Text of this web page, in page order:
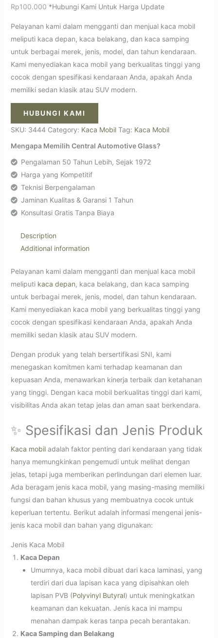
Rp100.000 *Hubungi Kami Untuk Harga Update
Pelayanan kami dalam mengganti dan menjual kaca mobil
meliputi kaca depan, kaca belakang, dan kaca samping
untuk berbagai merek, jenis, model, dan tahun kendaraan.
Kami menyediakan kaca mobil yang berkualitas tinggi yang
cocok dengan spesifikasi kendaraan Anda, apakah Anda
memiliki sedan klasik atau SUV modern.
HUBUNGI KAMI
SKU: 3444 Category: Kaca Mobil Tag: Kaca Mobil
Mengapa Memilih Central Automotive Glass?
Pengalaman 50 Tahun Lebih, Sejak 1972
Harga yang Kompetitif
Teknisi Berpengalaman
Jaminan Kualitas & Garansi 1 Tahun
Konsultasi Gratis Tanpa Biaya
Description
Additional information
Pelayanan kami dalam mengganti dan menjual kaca mobil
meliputi kaca depan, kaca belakang, dan kaca samping
untuk berbagai merek, jenis, model, dan tahun kendaraan.
Kami menyediakan kaca mobil yang berkualitas tinggi yang
cocok dengan spesifikasi kendaraan Anda, apakah Anda
memiliki sedan klasik atau SUV modern.
Dengan produk yang telah bersertifikasi SNI, kami
menegaskan komitmen kami terhadap keamanan dan
kepuasan Anda, menawarkan kinerja terbaik dan ketahanan
yang tinggi. Dengan kaca mobil berkualitas tinggi dari kami,
visibilitas Anda akan tetap jelas dan aman saat berkendara.
✨ Spesifikasi dan Jenis Produk
Kaca mobiladalah faktor penting dari kendaraan yang tidak
hanya memungkinkan pengemudi untuk melihat dengan
jelas, tetapi juga memberikan perlindungan dari elemen luar.
Ada beragam jenis kaca mobil, yang masing-masing memiliki
fungsi dan bahan khusus yang membuatnya cocok untuk
keperluan tertentu. Berikut adalah informasi mengenai jenis-
jenis kaca mobil dan bahan yang digunakan:
Jenis Kaca Mobil
Kaca Depan
Umumnya, kaca mobil dibuat dari kaca laminasi, yang
terdiri dari dua lapisan kaca yang dipisahkan oleh
lapisan PVB (Polyvinyl Butyral) untuk meningkatkan
keamanan dan kekuatan. Jenis kaca ini mampu
menahan dampak keras tanpa pecah berantakan.
Kaca Samping dan Belakang